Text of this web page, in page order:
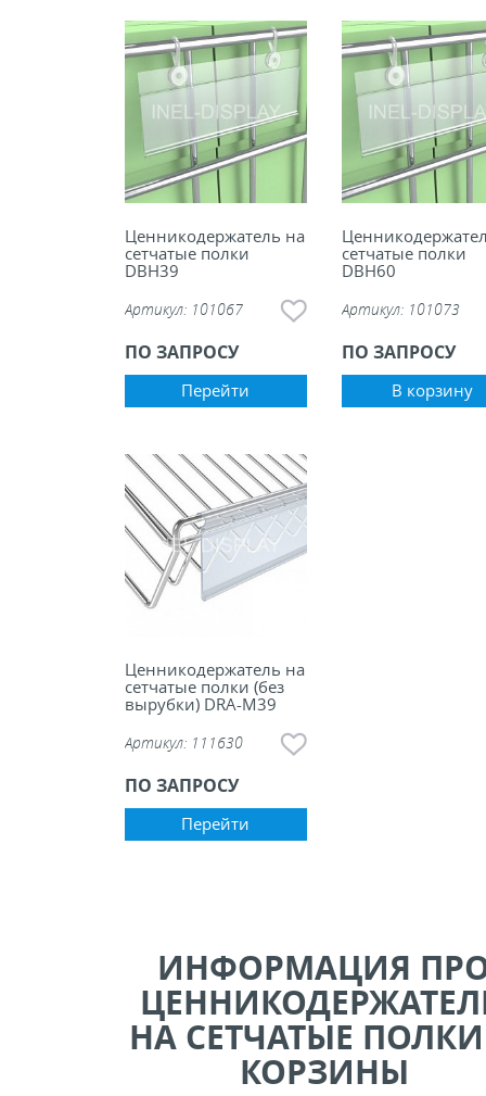
Ценникодержатель на
сетчатые полки
DBH39
Артикул: 101067
ПО ЗАПРОСУ
Перейти
сетчатые полки
DBH60
Артикул: 101073
ПО ЗАПРОСУ
В корзину
Ценникодержатель на
сетчатые полки (без
вырубки) DRA-M39
Артикул: 111630
ПО ЗАПРОСУ
Перейти
ИНФОРМАЦИЯ
НА СЕТЧАТЫЕ
КОРЗИНЫ